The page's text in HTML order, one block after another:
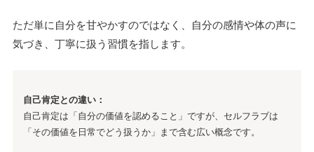
ただ単に自分を甘やかすのではなく、自分の感情や体の声に
気づき、丁寧に扱う習慣を指します。
自己肯定との違い：
自己肯定は「自分の価値を認めること」ですが、セルフラブは
「その価値を日常でどう扱うか」まで含む広い概念です。